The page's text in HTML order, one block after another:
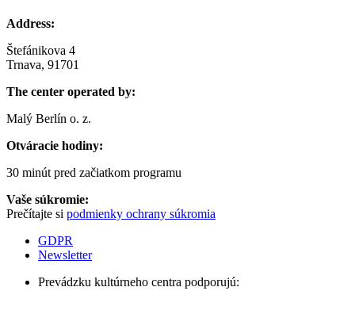
Address:
Štefánikova 4
Trnava, 91701
The center operated by:
Malý Berlín o. z.
Otváracie hodiny:
30 minút pred začiatkom programu
Vaše súkromie:
Prečítajte si podmienky ochrany súkromia
GDPR
Newsletter
Prevádzku kultúrneho centra podporujú: